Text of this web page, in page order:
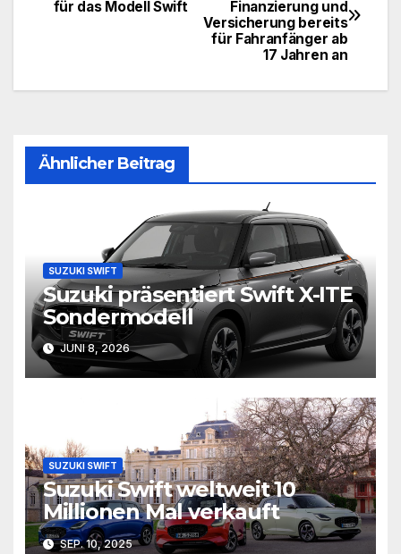
Finanzierung und
Versicherung bereits
für Fahranfänger ab
17 Jahren an
für das Modell Swift
Ähnlicher Beitrag
SUZUKI SWIFT
Suzuki präsentiert Swift X-ITE
Sondermodell
JUNI 8, 2026
SUZUKI SWIFT
Suzuki Swift weltweit 10
Millionen Mal verkauft
SEP. 10, 2025